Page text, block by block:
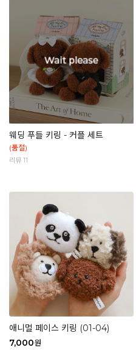
웨딩 푸들 키링 - 커플 세트
(품절)
리뷰 11
애니멀 페이스 키링 (01-04)
7,000원